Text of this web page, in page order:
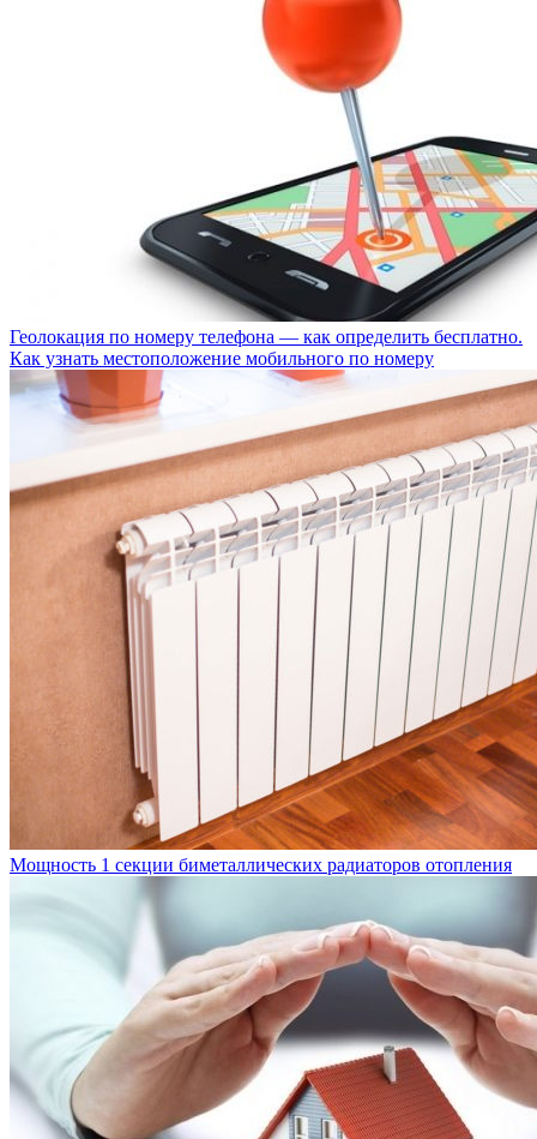
Геолокация по номеру телефона — как определить бесплатно.
Как узнать местоположение мобильного по номеру
Мощность 1 секции биметаллических радиаторов отопления